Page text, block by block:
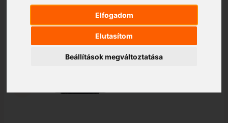
Elfogadom
Elutasítom
Beállítások megváltoztatása